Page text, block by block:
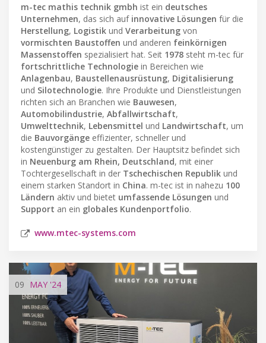
m-tec mathis technik gmbh ist ein deutsches
Unternehmen, das sich auf innovative Lösungen für die
Herstellung, Logistik und Verarbeitung von
vormischten Baustoffen und anderen feinkörnigen
Massenstoffen spezialisiert hat. Seit 1978 steht m-tec für
fortschrittliche Technologie in Bereichen wie
Anlagenbau, Baustellenausrüstung, Digitalisierung
und Silotechnologie. Ihre Produkte und Dienstleistungen
richten sich an Branchen wie Bauwesen,
Automobilindustrie, Abfallwirtschaft,
Umwelttechnik, Lebensmittel und Landwirtschaft, um
die Bauvorgänge effizienter, schneller und
kostengünstiger zu gestalten. Der Hauptsitz befindet sich
in Neuenburg am Rhein, Deutschland, mit einer
Tochtergesellschaft in der Tschechischen Republik und
einem starken Standort in China. m-tec ist in nahezu 100
Ländern aktiv und bietet umfassende Lösungen und
Support an ein globales Kundenportfolio.
www.mtec-systems.com
09 MAY '24